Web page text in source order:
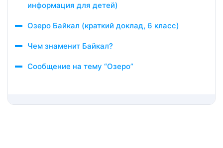
информация для детей)
Озеро Байкал (краткий доклад, 6 класс)
Чем знаменит Байкал?
Сообщение на тему “Озеро”